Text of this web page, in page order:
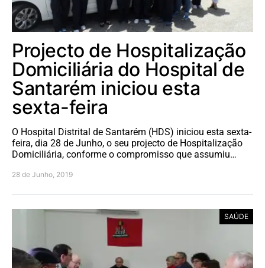
Projecto de Hospitalização
Domiciliária do Hospital de
Santarém iniciou esta
sexta-feira
O Hospital Distrital de Santarém (HDS) iniciou esta sexta-
feira, dia 28 de Junho, o seu projecto de Hospitalização
Domiciliária, conforme o compromisso que assumiu…
28 de Junho, 2019
SAÚDE